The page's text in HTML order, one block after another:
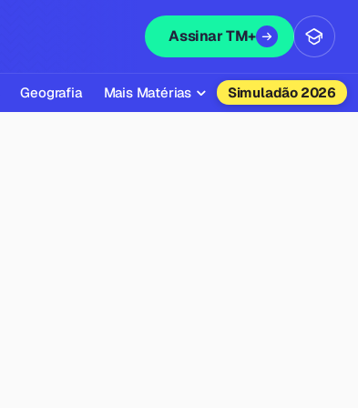
Assinar TM+
Geografia Mais Matérias Simuladão 2026